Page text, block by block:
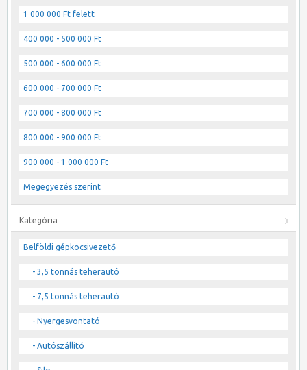
1 000 000 Ft felett
400 000 - 500 000 Ft
500 000 - 600 000 Ft
600 000 - 700 000 Ft
700 000 - 800 000 Ft
800 000 - 900 000 Ft
900 000 - 1 000 000 Ft
Megegyezés szerint
Kategória
Belföldi gépkocsivezető
- 3,5 tonnás teherautó
- 7,5 tonnás teherautó
- Nyergesvontató
- Autószállító